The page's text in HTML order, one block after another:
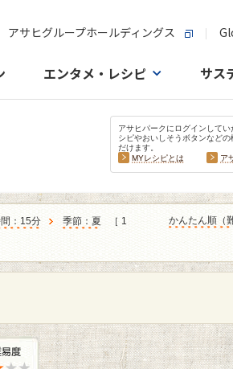
アサヒグループホールディングス
エンタメ・レシピ サス
アサヒパークにログインしてい
シピやおいしそうボタンなどの
だけます。
MYレシピとは
ア
：15分 季節：夏
［ 1
かんたん順（